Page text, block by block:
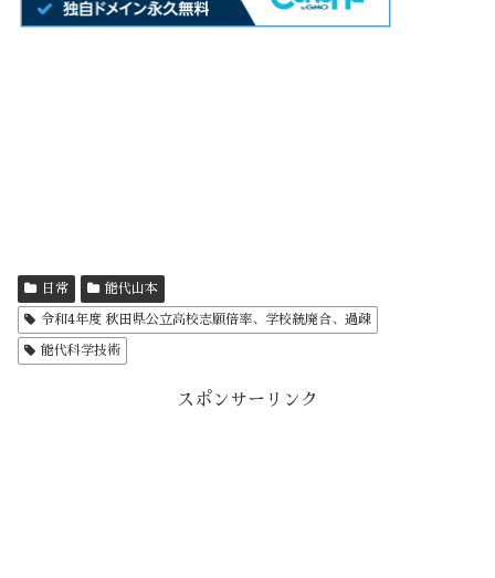
日常 能代山本
令和4年度 秋田県公立高校志願倍率、学校統廃合、過疎
能代科学技術
スポンサーリンク